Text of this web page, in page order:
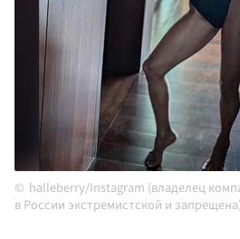
halleberry/Instagram (владелец
в России экстремистской и запрещена)